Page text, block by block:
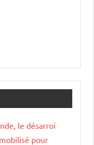
le désarroi
pour